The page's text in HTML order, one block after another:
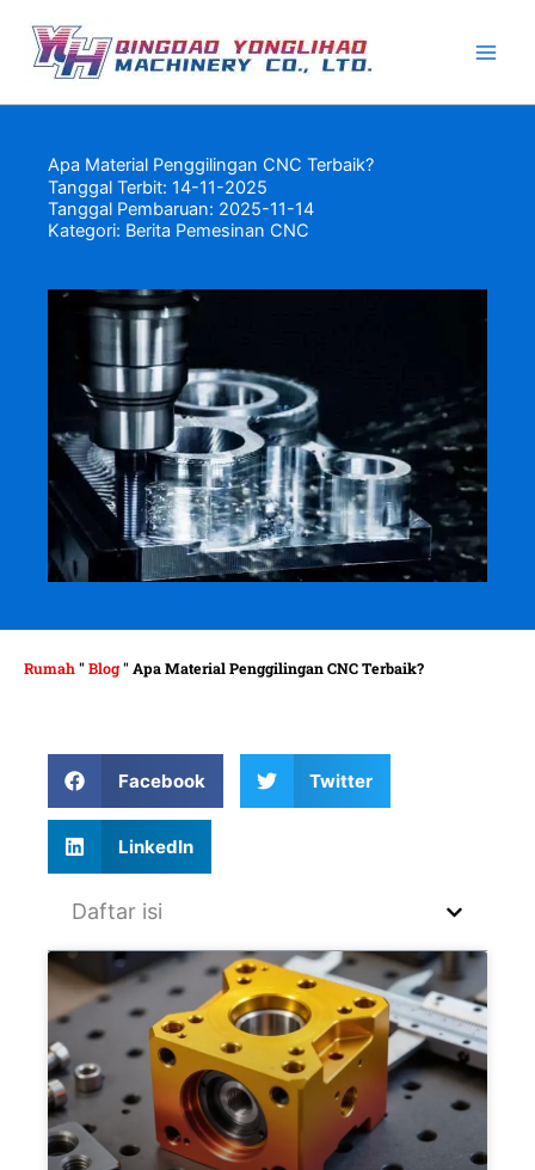
konten
Apa Material Penggilingan CNC Terbaik?
Tanggal Terbit: 14-11-2025
Tanggal Pembaruan: 2025-11-14
Kategori: Berita Pemesinan CNC
Rumah"Blog"Apa Material Penggilingan CNC Terbaik?
Facebook Twitter
LinkedIn
Daftar isi